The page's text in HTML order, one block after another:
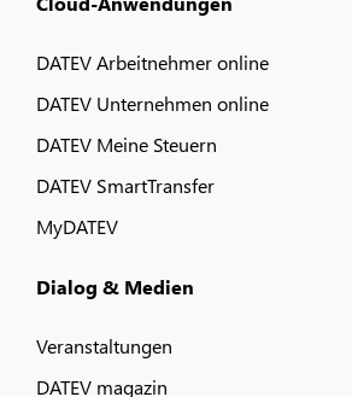
DATEV Arbeitnehmer online
DATEV Unternehmen online
DATEV Meine Steuern
DATEV SmartTransfer
MyDATEV
Dialog & Medien
Veranstaltungen
DATEV magazin